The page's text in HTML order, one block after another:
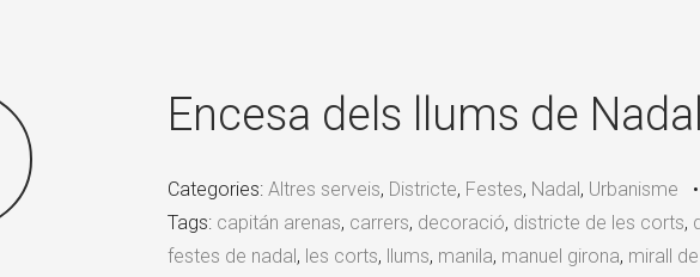
Encesa dels llums de Nadal
Categories: Altres serveis, Districte, Festes, Nadal , Urbanisme •
Tags: capitán arenas, carrers, decoració, districte de les corts,
festes de nadal , les corts, llums, manila, manuel girona, mirall